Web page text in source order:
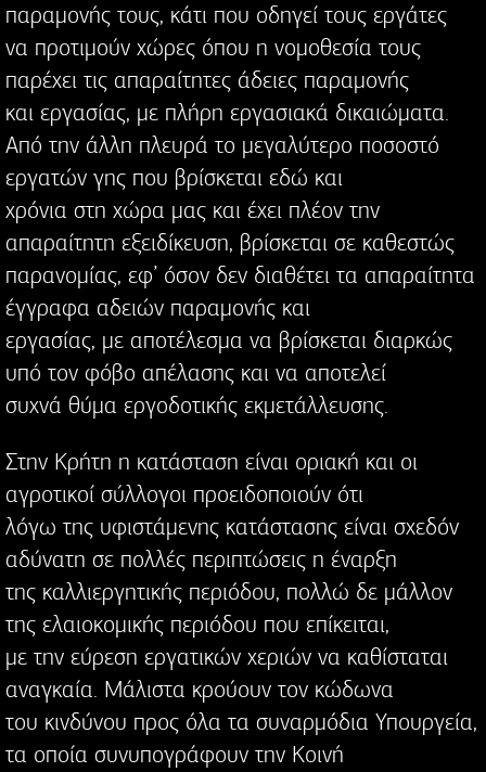
παραμονής τους, κάτι που οδηγεί τους εργάτες
να προτιμούν χώρες όπου η νομοθεσία τους
παρέχει τις απαραίτητες άδειες παραμονής
και εργασίας, με πλήρη εργασιακά δικαιώματα.
Από την άλλη πλευρά το μεγαλύτερο ποσοστό
εργατών γης που βρίσκεται εδώ και
χρόνια στη χώρα μας και έχει πλέον την
απαραίτητη εξειδίκευση, βρίσκεται σε καθεστώς
παρανομίας, εφ’ όσον δεν διαθέτει τα απαραίτητα
έγγραφα αδειών παραμονής και
εργασίας, με αποτέλεσμα να βρίσκεται διαρκώς
υπό τον φόβο απέλασης και να αποτελεί
συχνά θύμα εργοδοτικής εκμετάλλευσης.
Στην Κρήτη η κατάσταση είναι οριακή και οι
αγροτικοί σύλλογοι προειδοποιούν ότι
λόγω της υφιστάμενης κατάστασης είναι σχεδόν
αδύνατη σε πολλές περιπτώσεις η έναρξη
της καλλιεργητικής περιόδου, πολλώ δε μάλλον
της ελαιοκομικής περιόδου που επίκειται,
με την εύρεση εργατικών χεριών να καθίσταται
αναγκαία. Μάλιστα κρούουν τον κώδωνα
του κινδύνου προς όλα τα συναρμόδια Υπουργεία,
τα οποία συνυπογράφουν την Κοινή